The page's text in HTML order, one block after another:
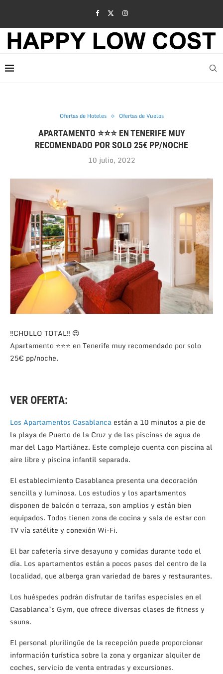
Ofertas de Hoteles Ofertas de Vuelos
APARTAMENTO ⭐⭐⭐ EN TENERIFE MUY
RECOMENDADO POR SOLO 25€ PP/NOCHE
10 julio, 2022
‼CHOLLO TOTAL‼ 😍
Apartamento ⭐⭐⭐ en Tenerife muy recomendado por solo
25€ pp/noche.
VER OFERTA:
Los Apartamentos Casablanca están a 10 minutos a pie de
la playa de Puerto de la Cruz y de las piscinas de agua de
mar del Lago Martiánez. Este complejo cuenta con piscina al
aire libre y piscina infantil separada.
El establecimiento Casablanca presenta una decoración
sencilla y luminosa. Los estudios y los apartamentos
disponen de balcón o terraza, son amplios y están bien
equipados. Todos tienen zona de cocina y sala de estar con
TV vía satélite y conexión Wi-Fi.
El bar cafetería sirve desayuno y comidas durante todo el
día. Los apartamentos están a pocos pasos del centro de la
localidad, que alberga gran variedad de bares y restaurantes.
Los huéspedes podrán disfrutar de tarifas especiales en el
Casablanca’s Gym, que ofrece diversas clases de fitness y
sauna.
El personal plurilingüe de la recepción puede proporcionar
información turística sobre la zona y organizar alquiler de
coches, servicio de venta entradas y excursiones.